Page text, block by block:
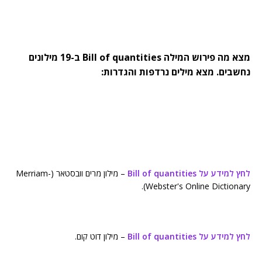
מצא מה פירוש המילה Bill of quantities ב-19 מילונים
נחשבים. מצא מילים נרדפות והגדרות:
לחץ למידע על Bill of quantities
– מילון מרים וובסטאר (Merriam-
Webster's Online Dictionary).
לחץ למידע על Bill of quantities – מילון דוט קום.